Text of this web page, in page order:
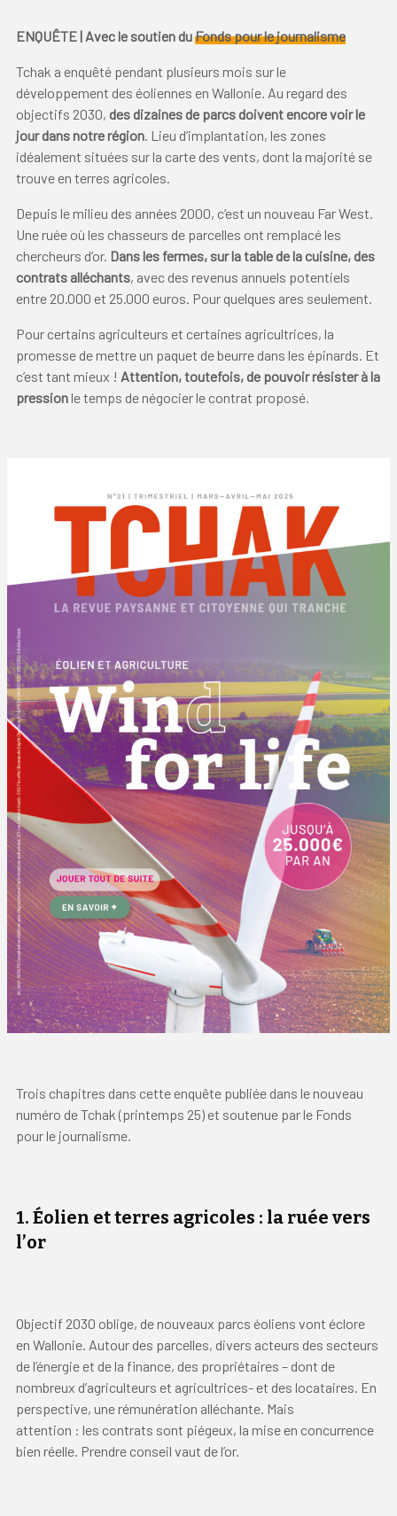
ENQUÊTE | Avec le soutien duFonds pour le journalisme
Tchak a enquêté pendant plusieurs mois sur le
développement des éoliennes en Wallonie. Au regard des
objectifs 2030, des dizaines de parcs doivent encore voir le
jour dans notre région. Lieu d’implantation, les zones
idéalement situées sur la carte des vents, dont la majorité se
trouve en terres agricoles.
Depuis le milieu des années 2000, c’est un nouveau Far West.
Une ruée où les chasseurs de parcelles ont remplacé les
chercheurs d’or. Dans les fermes, sur la table de la cuisine, des
contrats alléchants, avec des revenus annuels potentiels
entre 20.000 et 25.000 euros. Pour quelques ares seulement.
Pour certains agriculteurs et certaines agricultrices, la
promesse de mettre un paquet de beurre dans les épinards. Et
c’est tant mieux ! Attention, toutefois, de pouvoir résister à la
pression le temps de négocier le contrat proposé.
Trois chapitres dans cette enquête publiée dans le nouveau
numéro de Tchak (printemps 25) et soutenue par le Fonds
pour le journalisme.
1. Éolien et terres agricoles : la ruée vers
l’or
Objectif 2030 oblige, de nouveaux parcs éoliens vont éclore
en Wallonie. Autour des parcelles, divers acteurs des secteurs
de l’énergie et de la finance, des propriétaires – dont de
nombreux d’agriculteurs et agricultrices- et des locataires. En
perspective, une rémunération alléchante. Mais
attention : les contrats sont piégeux, la mise en concurrence
bien réelle. Prendre conseil vaut de l’or.